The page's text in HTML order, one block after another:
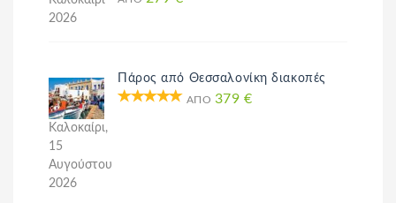
2026
Καλοκαίρι,
15
Αυγούστου
2026
Πάρος από Θεσσαλονίκη διακοπές
ΑΠΌ 379 €